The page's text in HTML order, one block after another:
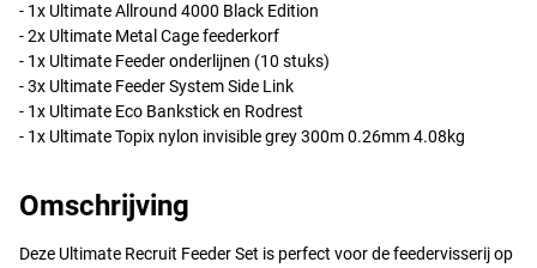
- 1x Ultimate Allround 4000 Black Edition
- 2x Ultimate Metal Cage feederkorf
- 1x Ultimate Feeder onderlijnen (10 stuks)
- 3x Ultimate Feeder System Side Link
- 1x Ultimate Eco Bankstick en Rodrest
- 1x Ultimate Topix nylon invisible grey 300m 0.26mm 4.08kg
Omschrijving
Deze Ultimate Recruit Feeder Set is perfect voor de feedervisserij op